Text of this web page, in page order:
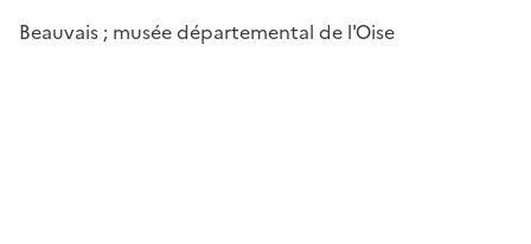
Beauvais ; musée départemental de l'Oise